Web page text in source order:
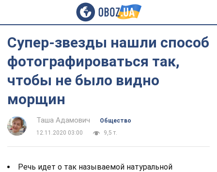
Супер-звезды нашли способ
фотографироваться так,
чтобы не было видно
морщин
Таша Адамович
Общество
12.11.2020 03:00
9,5 т.
Речь идет о так называемой натуральной